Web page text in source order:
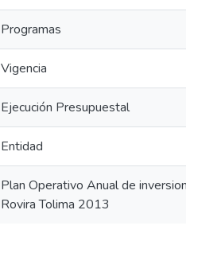
Programas
Vigencia
Ejecución Presupuestal
Entidad
Plan Operativo Anual de
Rovira Tolima 2013